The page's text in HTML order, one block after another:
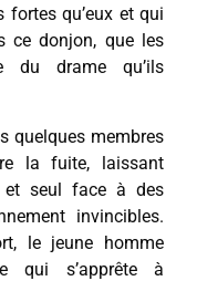
fortes qu’eux et qui
ce donjon, que les
du drame qu’ils
quelques membres
la fuite, laissant
et seul face à des
invincibles.
le jeune homme
qui s’apprête à